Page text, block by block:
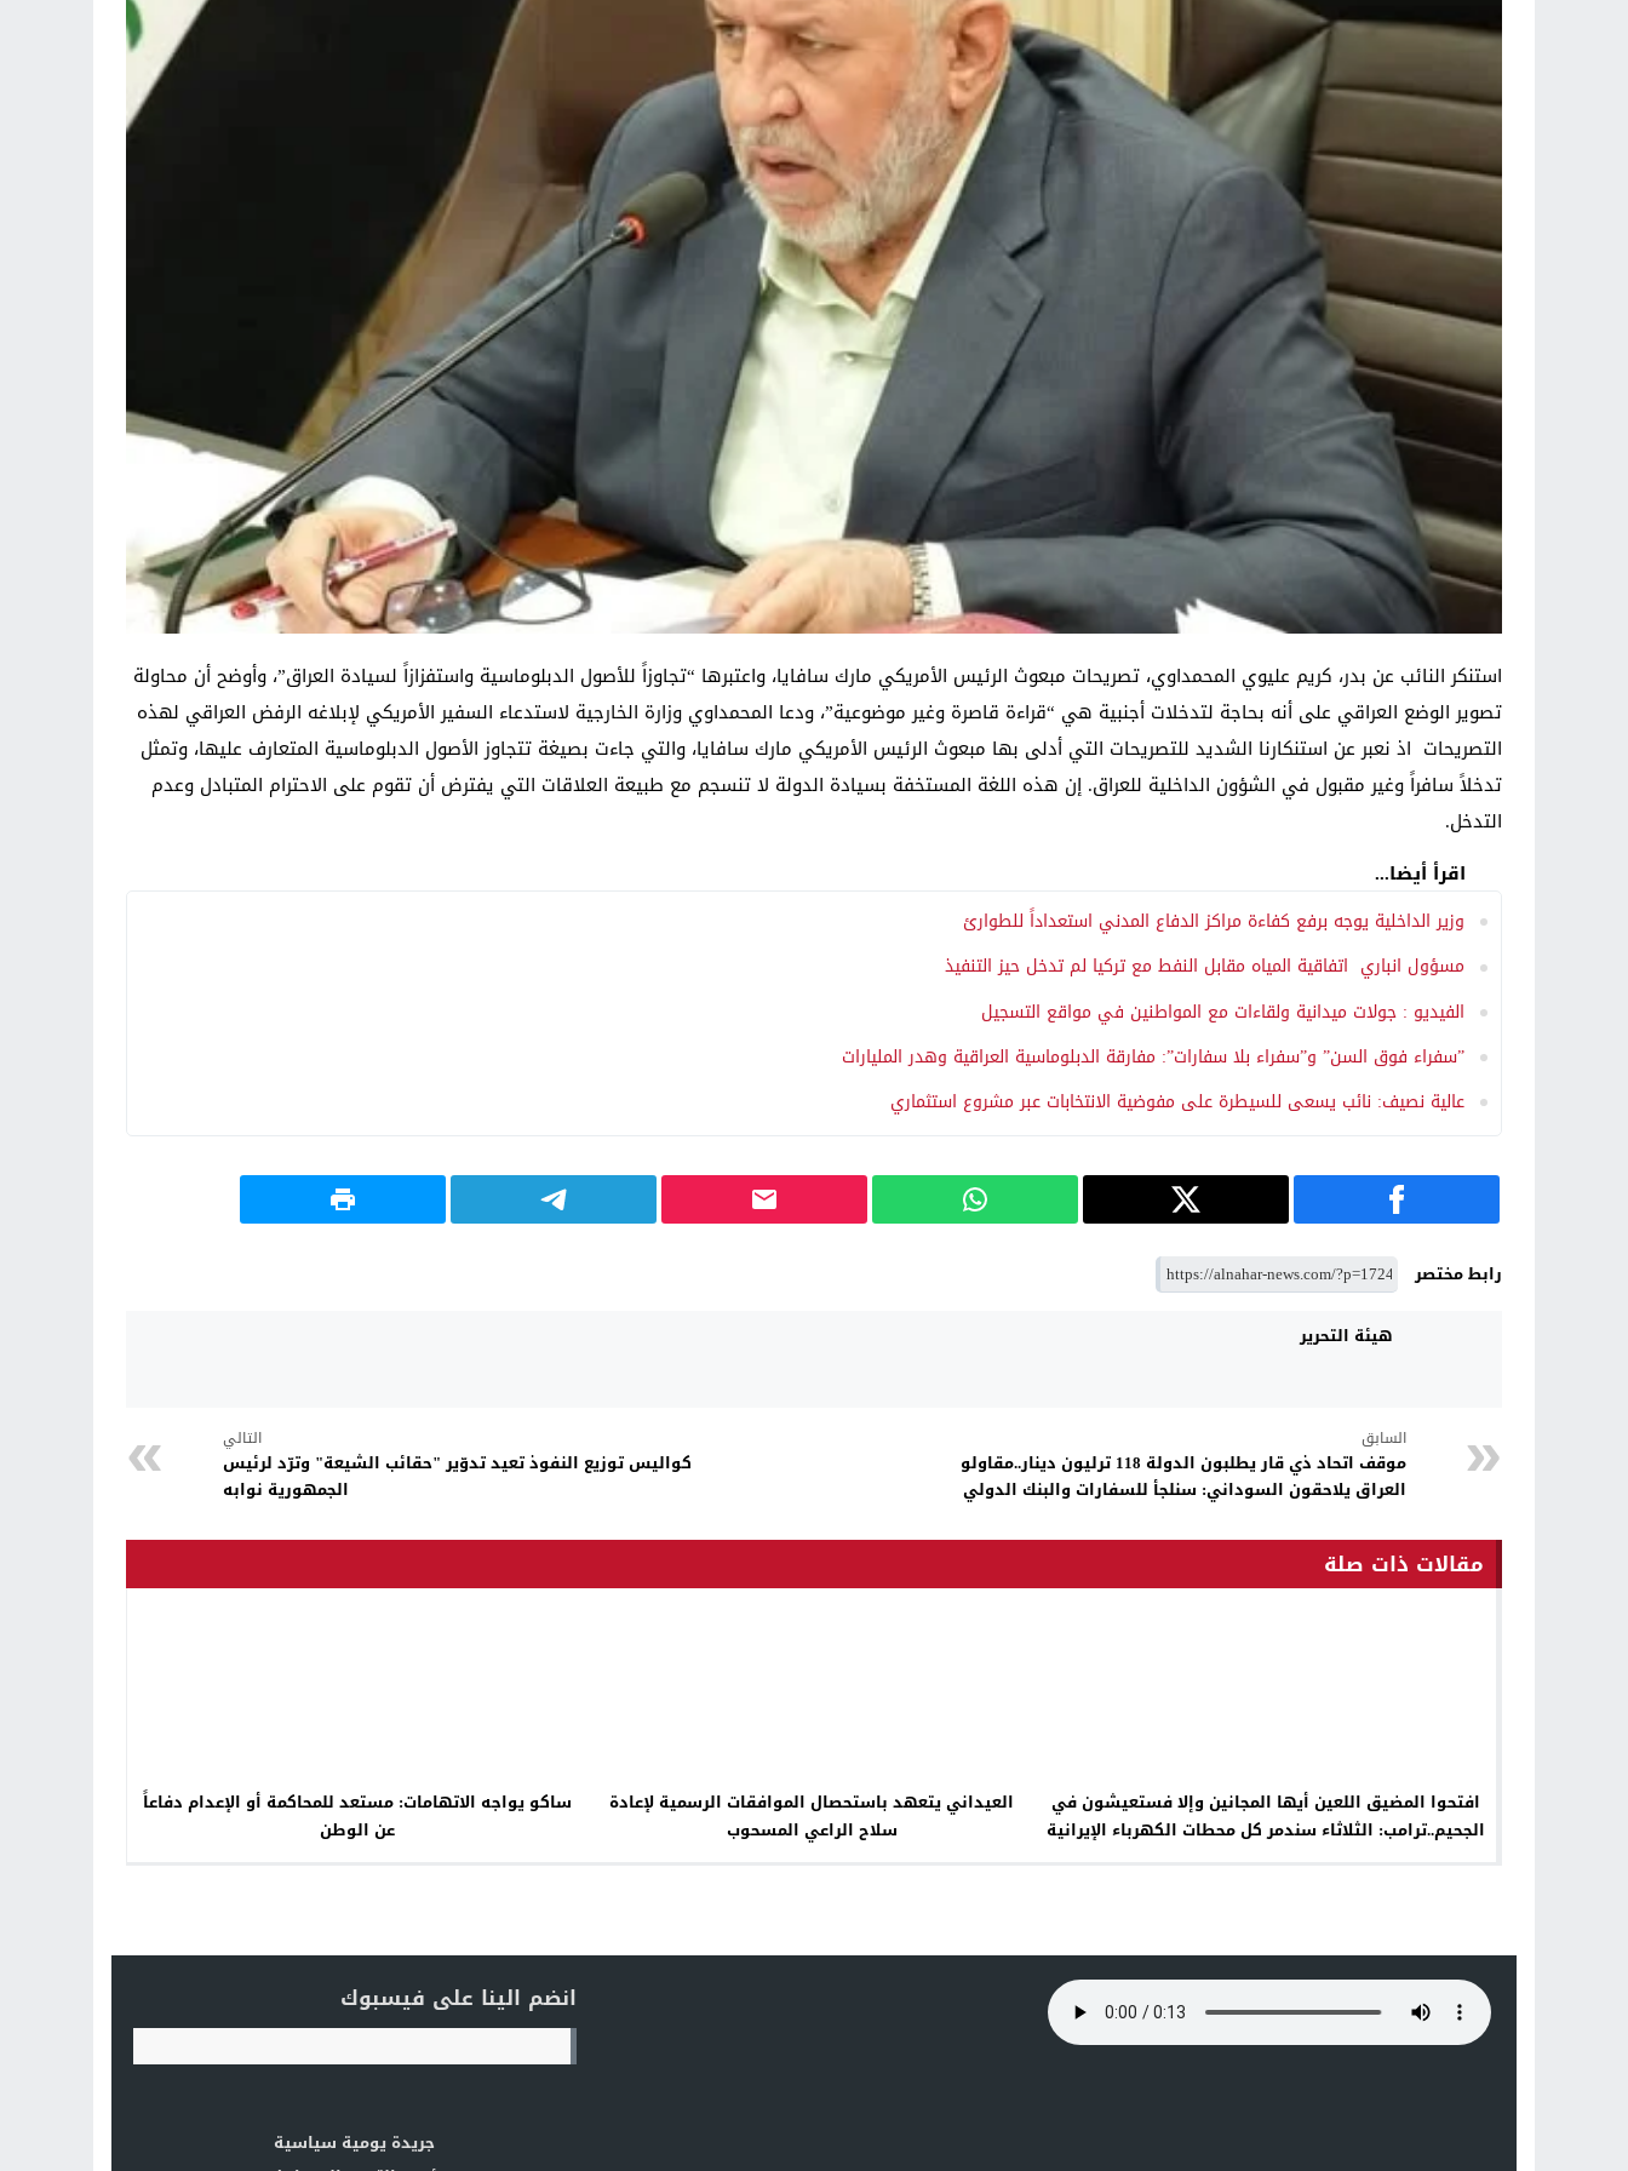
استنكر النائب عن بدر، كريم عليوي المحمداوي، تصريحات مبعوث الرئيس الأمريكي مارك سافايا، واعتبرها “تجاوزاً للأصول الدبلوماسية واستفزازاً لسيادة العراق”، وأوضح أن محاولة
تصوير الوضع العراقي على أنه بحاجة لتدخلات أجنبية هي “قراءة قاصرة وغير موضوعية”، ودعا المحمداوي وزارة الخارجية لاستدعاء السفير الأمريكي لإبلاغه الرفض العراقي لهذه
التصريحات اذ نعبر عن استنكارنا الشديد للتصريحات التي أدلى بها مبعوث الرئيس الأمريكي مارك سافايا، والتي جاءت بصيغة تتجاوز الأصول الدبلوماسية المتعارف عليها، وتمثل
تدخلاً سافراً وغير مقبول في الشؤون الداخلية للعراق. إن هذه اللغة المستخفة بسيادة الدولة لا تنسجم مع طبيعة العلاقات التي يفترض أن تقوم على الاحترام المتبادل وعدم
التدخل.
اقرأ أيضا...
وزير الداخلية يوجه برفع كفاءة مراكز الدفاع المدني استعداداً للطوارئ
مسؤول انباري اتفاقية المياه مقابل النفط مع تركيا لم تدخل حيز التنفيذ
الفيديو : جولات ميدانية ولقاءات مع المواطنين في مواقع التسجيل
​”سفراء فوق السن” و”سفراء بلا سفارات”: مفارقة الدبلوماسية العراقية وهدر المليارات
عالية نصيف: نائب يسعى للسيطرة على مفوضية الانتخابات عبر مشروع استثماري
رابط مختصر
هيئة التحرير
السابق
موقف اتحاد ذي قار يطلبون الدولة 118 ترليون دينار..مقاولو
العراق يلاحقون السوداني: سنلجأ للسفارات والبنك الدولي
التالي
كواليس توزيع النفوذ تعيد تدوّير "حقائب الشيعة" وترّد لرئيس
الجمهورية نوابه
مقالات ذات صلة
افتحوا المضيق اللعين أيها المجانين وإلا فستعيشون في
الجحيم..ترامب: الثلاثاء سندمر كل محطات الكهرباء الإيرانية
العيداني يتعهد باستحصال الموافقات الرسمية لإعادة
سلاح الراعي المسحوب
ساكو يواجه الاتهامات: مستعد للمحاكمة أو الإعدام دفاعاً
عن الوطن
انضم الينا على فيسبوك
جريدة يومية سياسية